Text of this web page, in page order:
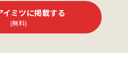
イミツに掲載する
(無料)